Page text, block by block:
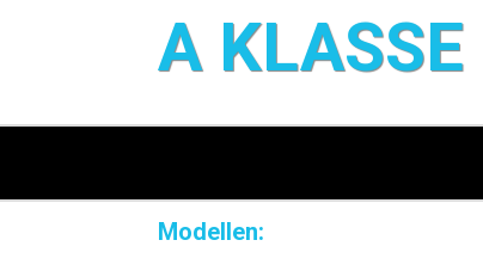
A KLASSE
Modellen: